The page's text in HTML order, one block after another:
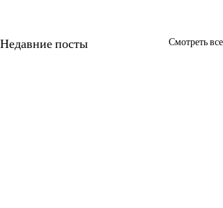
Недавние посты Смотреть все